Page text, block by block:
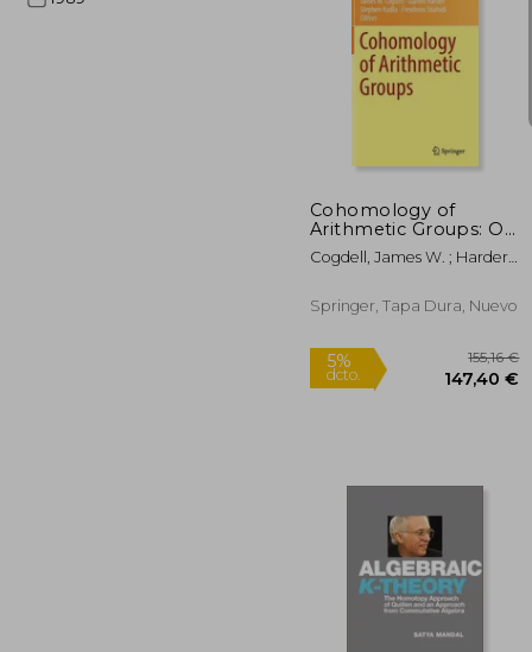
Cohomology of
Arithmetic Groups: On
the Occasion of
Joachim Schwermer's
Germany, June 2016
Cogdell, James W. ; Harder,
Springer, Tapa Dura, Nuevo